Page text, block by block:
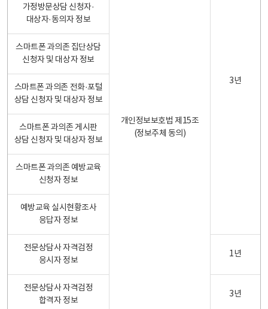
개인정보보호법 제15조
(정보주체 동의)
3년
가정방문상담 신청자·
대상자·동의자 정보
스마트폰 과의존 집단상담
신청자 및 대상자 정보
스마트폰 과의존 전화·포털
상담 신청자 및 대상자 정보
스마트폰 과의존 게시판
상담 신청자 및 대상자 정보
스마트폰 과의존 예방교육
신청자 정보
예방교육 실시현황조사
응답자 정보
전문상담사 자격검정
응시자 정보
1년
전문상담사 자격검정
합격자 정보
3년